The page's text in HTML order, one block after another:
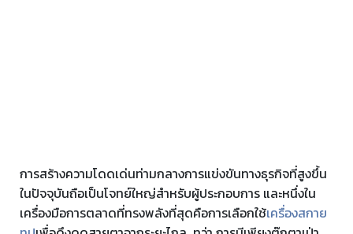
การสร้างความโดดเด่นท่ามกลางการแข่งขันทางธุรกิจที่สูงขึ้น
ในปัจจุบันถือเป็นโจทย์ใหญ่สำหรับผู้ประกอบการ และหนึ่งใน
เครื่องมือการตลาดที่ทรงพลังที่สุดคือการเลือกใช้เครื่องสกาย